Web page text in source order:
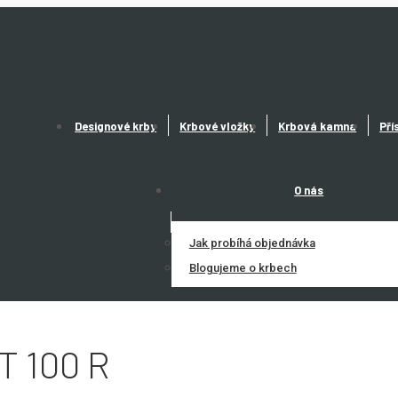
Designové krby Krbové vložky Krbová kamna
O nás
Jak probíhá objednávka
Blogujeme o krbech
100 R